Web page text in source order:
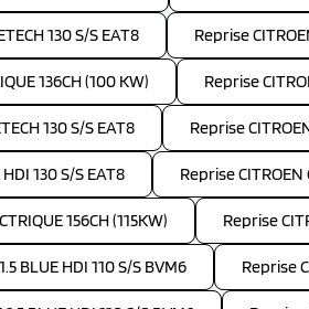
130 S/S EAT8 Reprise
136CH (100 KW) Reprise
130 S/S EAT8 Reprise
130 S/S EAT8 Reprise CITROEN
156CH (115KW) Reprise
BLUE HDI 110 S/S BVM6 Reprise